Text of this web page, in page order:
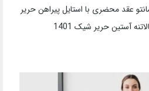
عقد محضری با استایل پیراهن حریر
آستین حریر شیک 1401